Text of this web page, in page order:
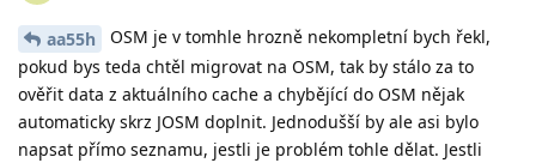
aa55h
OSM je v tomhle hrozně nekompletní bych řekl,
pokud bys teda chtěl migrovat na OSM, tak by stálo za to
ověřit data z aktuálního cache a chybějící do OSM nějak
automaticky skrz JOSM doplnit. Jednodušší by ale asi bylo
napsat přímo seznamu, jestli je problém tohle dělat. Jestli